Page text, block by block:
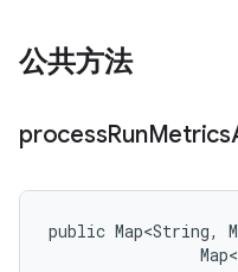
公共方法
processRunMetrics
public Map<String,